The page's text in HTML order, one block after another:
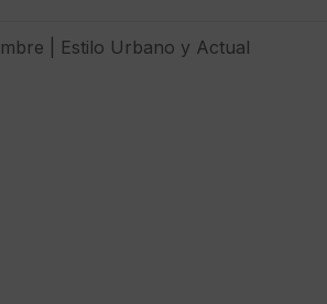
| Estilo Urbano y Actual